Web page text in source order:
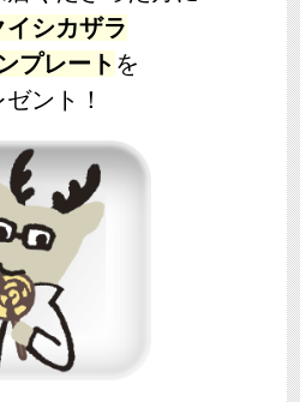
イシカザラ
プレート を
ント！